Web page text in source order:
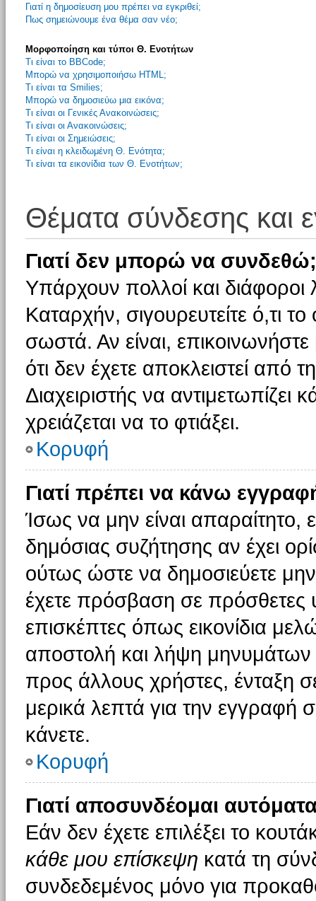
Γιατί η δημοσίευση μου πρέπει να εγκριθεί;
Πως σημειώνουμε ένα θέμα σαν νέο;
Μορφοποίηση και τύποι Θ. Ενοτήτων
Τι είναι το BBCode;
Μπορώ να χρησιμοποιήσω HTML;
Τι είναι τα Smilies;
Μπορώ να δημοσιεύω μια εικόνα;
Τι είναι οι Γενικές Ανακοινώσεις;
Τι είναι οι Ανακοινώσεις;
Τι είναι οι Σημειώσεις;
Τι είναι η κλειδωμένη Θ. Ενότητα;
Τι είναι τα εικονίδια των Θ. Ενοτήτων;
Θέματα σύνδεσης και
Γιατί δεν μπορώ να συνδεθώ;
Υπάρχουν πολλοί και
Καταρχήν, σιγουρευτείτε ό,τι
σωστά. Αν είναι, επικοινωνήστε
ότι δεν έχετε αποκλειστεί από
Διαχειριστής να αντιμετωπίζει
χρειάζεται να το φτιάξει.
Κορυφή
Γιατί πρέπει να κάνω
Ίσως να μην είναι απαραίτητο,
δημόσιας συζήτησης αν έχει
ούτως ώστε να δημοσιεύετε
έχετε πρόσβαση σε πρόσθετες
επισκέπτες όπως εικονίδια
αποστολή και λήψη μηνυμάτων
προς άλλους χρήστες, ένταξη
μερικά λεπτά για την
κάνετε.
Κορυφή
Γιατί αποσυνδέομαι
Εάν δεν έχετε επιλέξει το
κάθε μου επίσκεψη κατά τη
συνδεδεμένος μόνο για